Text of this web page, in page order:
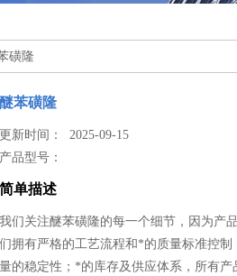
磺隆
醚苯磺隆
更新时间： 2025-09-15
产品型号：
简单描述
我们关注醚苯磺隆的每一个细节，因为产
们拥有严格的工艺流程和*的质量标准控
量的稳定性；*的库存及供应体系，所有产